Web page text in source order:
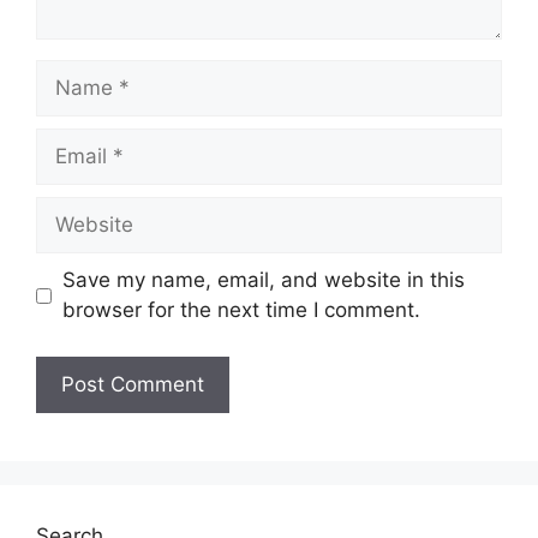
Name
Email
Website
Save my name, email, and website in this
browser for the next time I comment.